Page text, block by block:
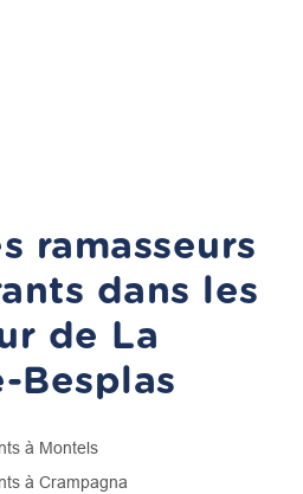
ramasseurs
dans les
de La
Besplas
à Montels
à Crampagna